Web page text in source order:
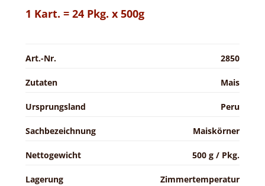
1 Kart. = 24 Pkg. x 500g
Art.-Nr. 2850
Zutaten Mais
Ursprungsland Peru
Sachbezeichnung Maiskörner
Nettogewicht 500 g / Pkg.
Lagerung Zimmertemperatur